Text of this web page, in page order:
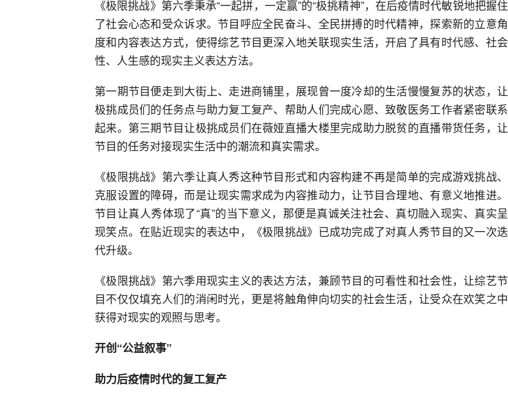
《极限挑战》第六季秉承“一起拼，一定赢”的“极挑精神”，在后疫情时代敏锐地把握住
了社会心态和受众诉求。节目呼应全民奋斗、全民拼搏的时代精神，探索新的立意角
度和内容表达方式，使得综艺节目更深入地关联现实生活，开启了具有时代感、社会
性、人生感的现实主义表达方法。
第一期节目便走到大街上、走进商铺里，展现曾一度冷却的生活慢慢复苏的状态，让
极挑成员们的任务点与助力复工复产、帮助人们完成心愿、致敬医务工作者紧密联系
起来。第三期节目让极挑成员们在薇娅直播大楼里完成助力脱贫的直播带货任务，让
节目的任务对接现实生活中的潮流和真实需求。
《极限挑战》第六季让真人秀这种节目形式和内容构建不再是简单的完成游戏挑战、
克服设置的障碍，而是让现实需求成为内容推动力，让节目合理地、有意义地推进。
节目让真人秀体现了“真”的当下意义，那便是真诚关注社会、真切融入现实、真实呈
现笑点。在贴近现实的表达中，《极限挑战》已成功完成了对真人秀节目的又一次迭
代升级。
《极限挑战》第六季用现实主义的表达方法，兼顾节目的可看性和社会性，让综艺节
目不仅仅填充人们的消闲时光，更是将触角伸向切实的社会生活，让受众在欢笑之中
获得对现实的观照与思考。
开创“公益叙事”
助力后疫情时代的复工复产